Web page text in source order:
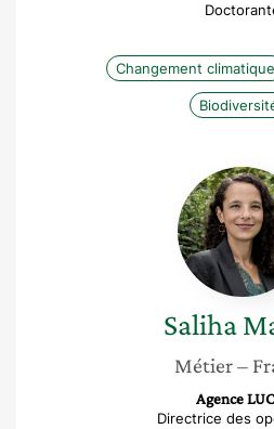
Changement climatique
Saliha
Métier–
Agence
Directrice des